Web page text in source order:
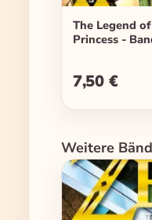
The Legend
Princess -
Regulärer
7,50 €
Produktgalerie
Weitere